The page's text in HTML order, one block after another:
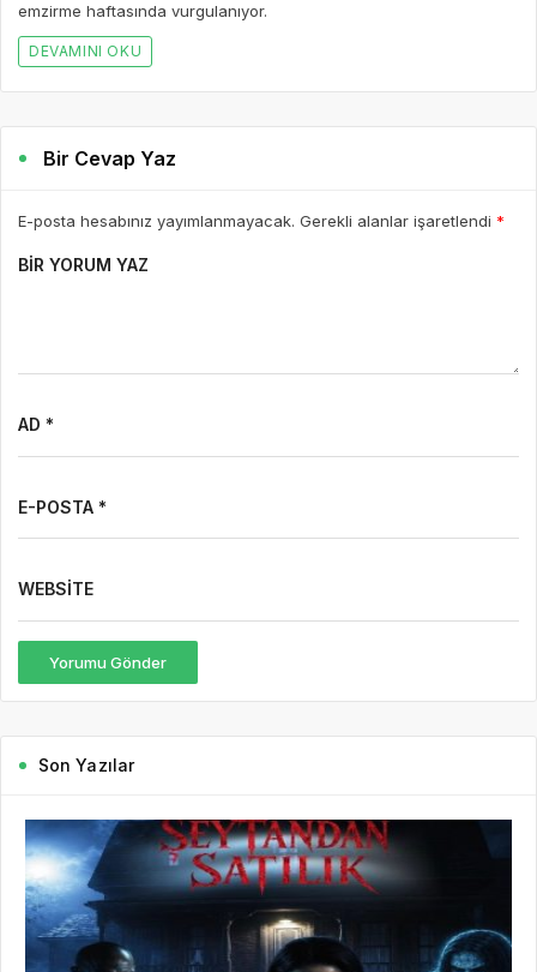
emzirme haftasında vurgulanıyor.
DEVAMINI OKU
Bir Cevap Yaz
E-posta hesabınız yayımlanmayacak. Gerekli alanlar işaretlendi *
BIR YORUM YAZ
AD *
E-POSTA *
WEBSITE
Yorumu Gönder
Son Yazılar